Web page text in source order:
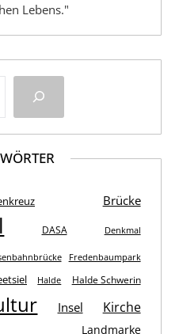
Lebens."
Brücke
DASA Denkmal
Fredenbaumpark
Halde Halde Schwerin
Insel Kirche
Landmarke